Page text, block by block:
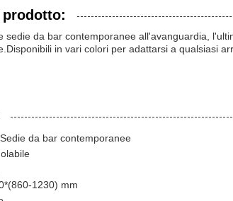
prodotto:
sedie da bar contemporanee all'avanguardia,
in vari colori per adattarsi a qualsiasi
Sedie da bar contemporanee
1230) mm